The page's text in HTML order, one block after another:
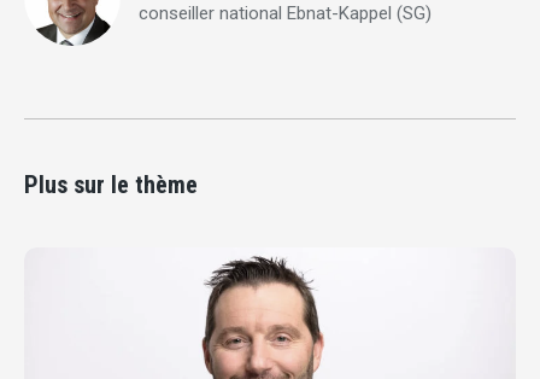
conseiller national Ebnat-Kappel (SG)
Plus sur le thème